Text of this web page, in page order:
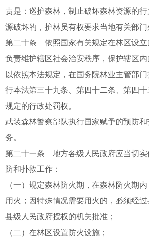
责是：巡护森林，制止破坏森林资源的
源破坏的，护林员有权要求当地有关部门
第二十条 依照国家有关规定在林区设立
负责维护辖区社会治安秩序，保护辖区
以依照本法规定，在国务院林业主管部
行本法第三十九条、第四十二条、第四
规定的行政处罚权。
武装森林警察部队执行国家赋予的预防
务。
第二十一条 地方各级人民政府应当切实
防和扑救工作：
（一）规定森林防火期，在森林防火期
用火；因特殊情况需要用火的，必须经
县级人民政府授权的机关批准；
（二）在林区设置防火设施；